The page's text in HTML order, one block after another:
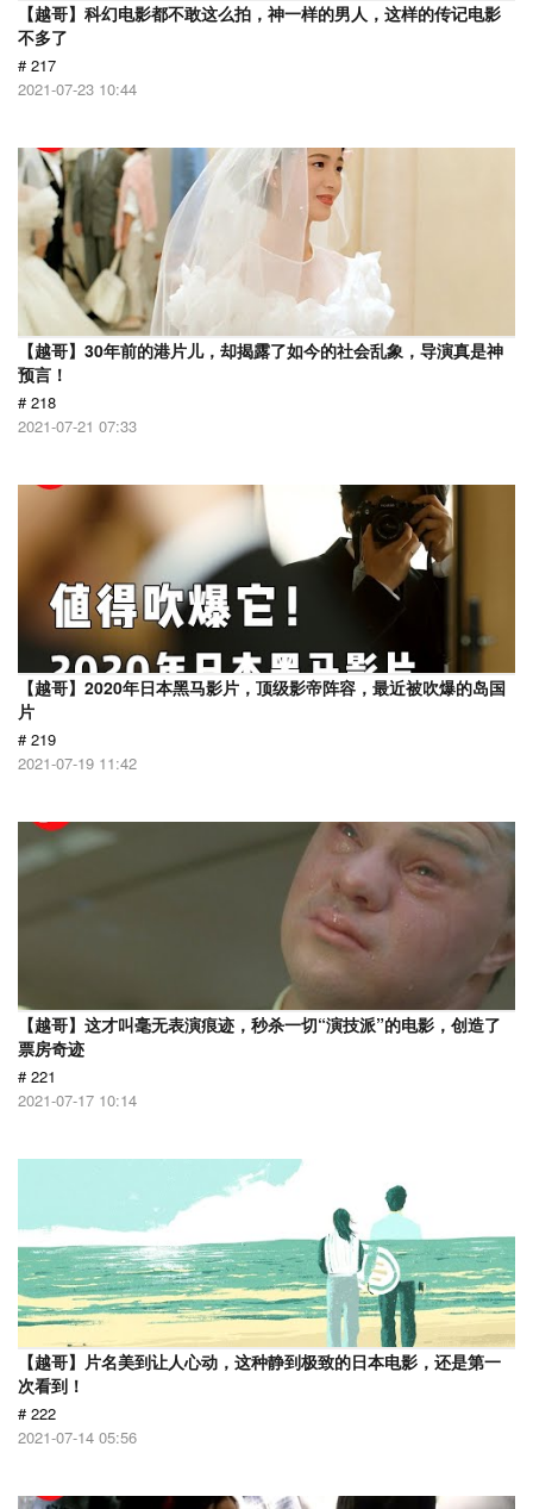
【越哥】科幻电影都不敢这么拍，神一样的男人，这样的传记电影
不多了
# 217
2021-07-23 10:44
【越哥】30年前的港片儿，却揭露了如今的社会乱象，导演真是神
预言！
# 218
2021-07-21 07:33
【越哥】2020年日本黑马影片，顶级影帝阵容，最近被吹爆的岛国
片
# 219
2021-07-19 11:42
【越哥】这才叫毫无表演痕迹，秒杀一切“演技派”的电影，创造了
票房奇迹
# 221
2021-07-17 10:14
【越哥】片名美到让人心动，这种静到极致的日本电影，还是第一
次看到！
# 222
2021-07-14 05:56